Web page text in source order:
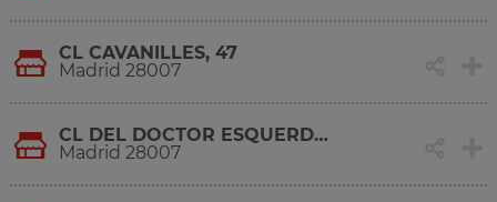
CL CAVANILLES, 47
Madrid 28007
CL DEL DOCTOR ESQUERDO, 155
Madrid 28007